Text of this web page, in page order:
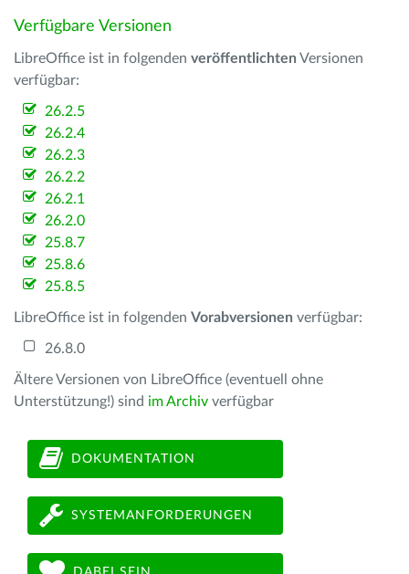
Verfügbare Versionen
LibreOffice ist in folgenden veröffentlichten Versionen
verfügbar:
26.2.5
26.2.4
26.2.3
26.2.2
26.2.1
26.2.0
25.8.7
25.8.6
25.8.5
LibreOffice ist in folgenden Vorabversionen verfügbar:
26.8.0
Ältere Versionen von LibreOffice (eventuell ohne
Unterstützung!) sind im Archiv verfügbar
DOKUMENTATION
SYSTEMANFORDERUNGEN